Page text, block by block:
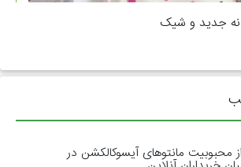
جدید و شیک
محبوبیت مانتوهای آیسوکالکشن در